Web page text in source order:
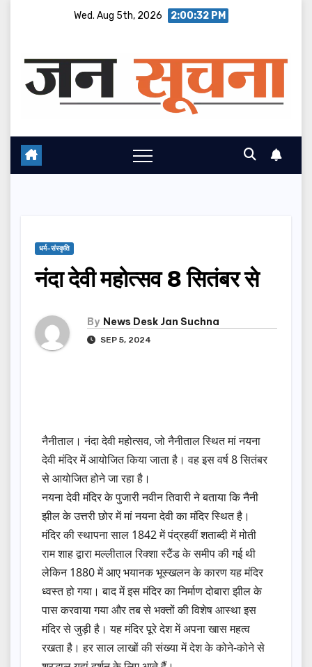
Wed. Aug 5th, 2026 2:00:33 PM
धर्म-संस्कृति
नंदा देवी महोत्सव 8 सितंबर से
By News Desk Jan Suchna
SEP 5, 2024
नैनीताल। नंदा देवी महोत्सव, जो नैनीताल स्थित मां नयना
देवी मंदिर में आयोजित किया जाता है। वह इस वर्ष 8 सितंबर
से आयोजित होने जा रहा है।
नयना देवी मंदिर के पुजारी नवीन तिवारी ने बताया कि नैनी
झील के उत्तरी छोर में मां नयना देवी का मंदिर स्थित है।
मंदिर की स्थापना साल 1842 में पंद्रहवीं शताब्दी में मोती
राम शाह द्वारा मल्लीताल रिक्शा स्टैंड के समीप की गई थी
लेकिन 1880 में आए भयानक भूस्खलन के कारण यह मंदिर
ध्वस्त हो गया। बाद में इस मंदिर का निर्माण दोबारा झील के
पास करवाया गया और तब से भक्तों की विशेष आस्था इस
मंदिर से जुड़ी है। यह मंदिर पूरे देश में अपना खास महत्व
रखता है। हर साल लाखों की संख्या में देश के कोने-कोने से